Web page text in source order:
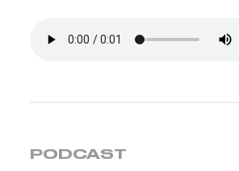
PODCAST